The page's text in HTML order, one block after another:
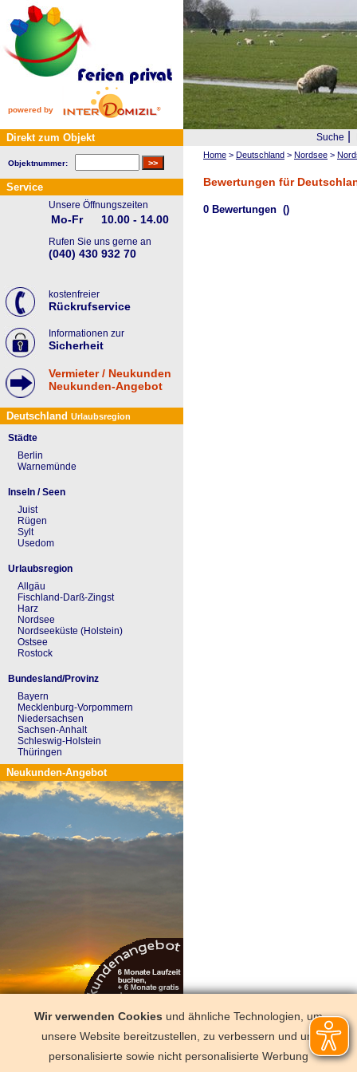
powered by
Suche
Home > Deutschland > Nordsee >
Bewertungen für
0 Bewertungen ()
Direkt zum Objekt
Objektnummer:
Service
Unsere Öffnungszeiten
Mo-Fr 10.00 - 14.00
Rufen Sie uns gerne an
(040) 430 932 70
kostenfreier
Rückrufservice
Informationen zur
Sicherheit
Vermieter / Neukunden
Neukunden-Angebot
Deutschland Urlaubsregion
Städte
Berlin
Warnemünde
Inseln / Seen
Juist
Rügen
Sylt
Usedom
Urlaubsregion
Allgäu
Fischland-Darß-Zingst
Harz
Nordsee
Nordseeküste (Holstein)
Ostsee
Rostock
Bundesland/Provinz
Bayern
Mecklenburg-Vorpommern
Niedersachsen
Sachsen-Anhalt
Schleswig-Holstein
Thüringen
Neukunden-Angebot
Wir verwenden Cookies und ähnliche Technologien, um
unsere Website bereitzustellen, zu verbessern und um
personalisierte sowie nicht personalisierte Werbung